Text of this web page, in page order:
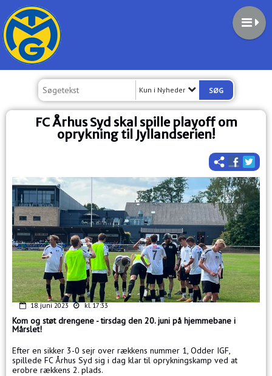
Kun i Nyheder
FC Århus Syd skal spille playoff om
oprykning til Jyllandserien!
18. juni 2023 kl. 17:33
Kom og støt drengene - tirsdag den 20. juni på hjemmebane i
Mårslet!
Efter en sikker 3-0 sejr over rækkens nummer 1, Odder IGF,
spillede FC Århus Syd sig i dag klar til oprykningskamp ved at
erobre rækkens 2. plads.